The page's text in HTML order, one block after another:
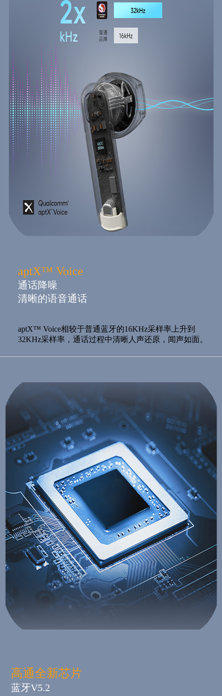
aptX™ Voice
通话降噪
清晰的语音通话
aptX™ Voice相较于普通蓝牙的16KHz采样率上升到
32KHz采样率，通话过程中清晰人声还原，闻声如面。
高通全新芯片
蓝牙V5.2